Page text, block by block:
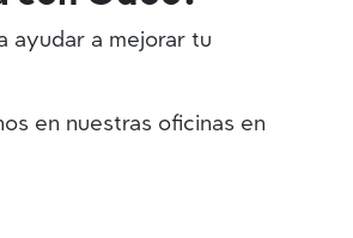
ayudar a mejorar tu
en nuestras oficinas en